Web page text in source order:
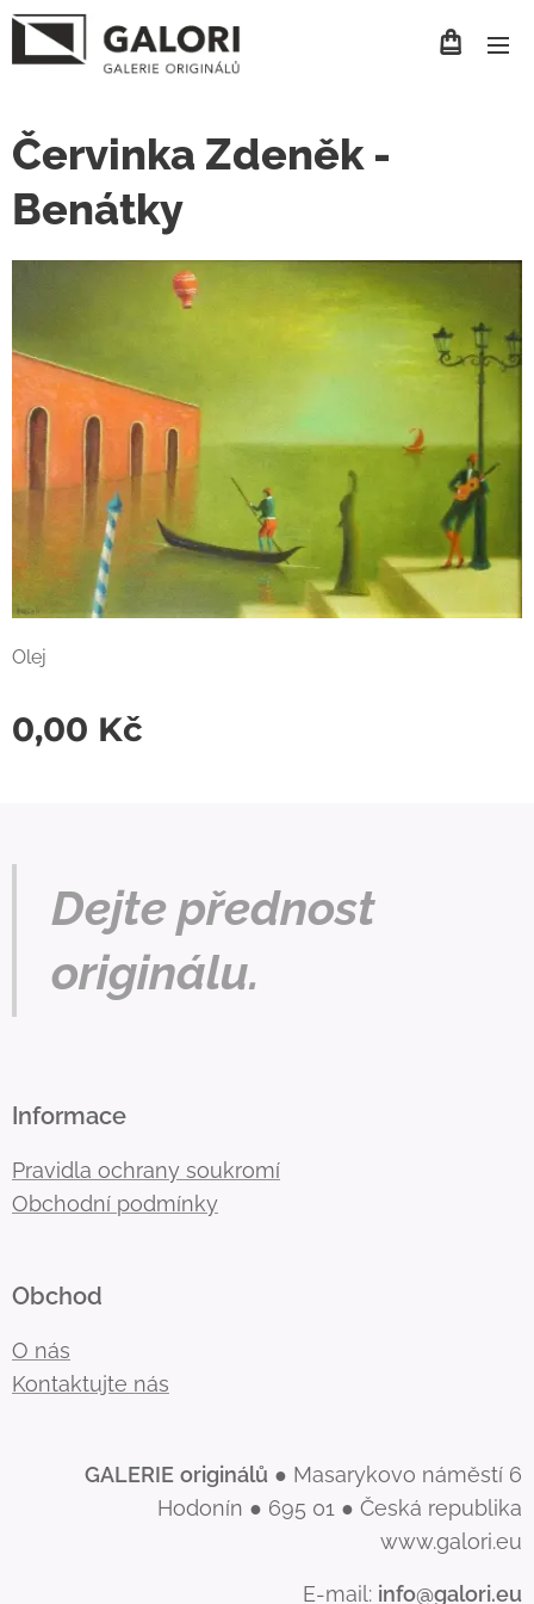
Červinka Zdeněk -
Benátky
Olej
0,00 Kč
Dejte přednost
originálu.
Informace
Pravidla ochrany soukromí
Obchodní podmínky
Obchod
O nás
Kontaktujte nás
GALERIE originálů ● Masarykovo náměstí 6
Hodonín ● 695 01 ● Česká republika
www.galori.eu
E-mail: info@galori.eu